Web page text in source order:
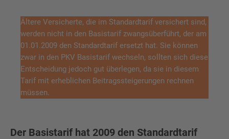
Ältere Versicherte, die im Standardtarif versichert sind,
werden nicht in den Basistarif zwangsüberführt, der am
01.01.2009 den Standardtarif ersetzt hat. Sie können
zwar in den PKV Basistarif wechseln, sollten sich diese
Entscheidung jedoch gut überlegen, da sie in diesem
Tarif mit erheblichen Beitragssteigerungen rechnen
müssen.
Der Basistarif hat 2009 den Standardtarif